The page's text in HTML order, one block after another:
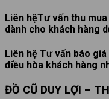
Liên hệTư vấn thu
dành cho khách hàng
Liên hệ Tư vấn báo
điều hòa khách hàng
ĐỒ CŨ DUY LỢI –